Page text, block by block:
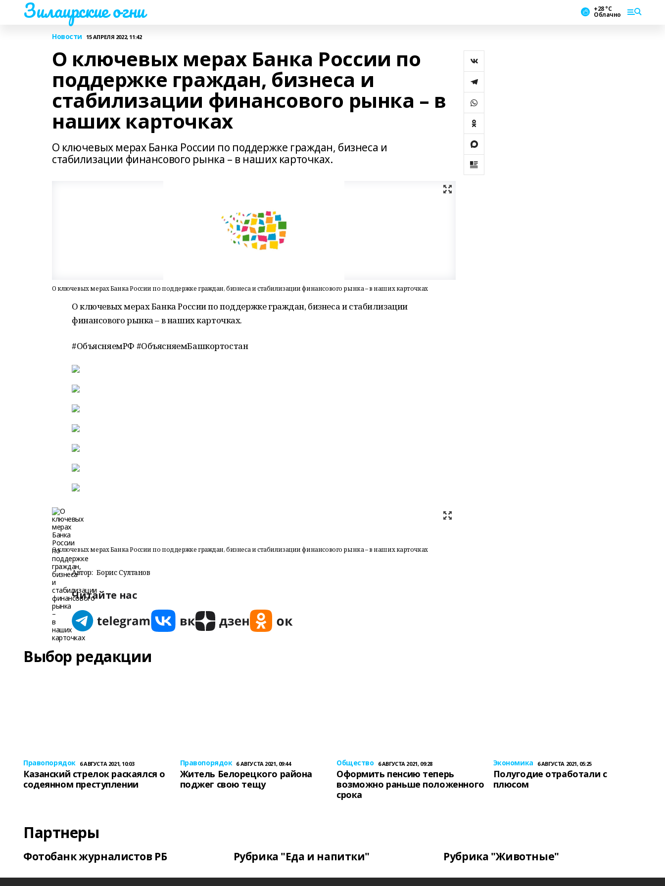
Зилаирские огни +28 °С
Облачно
Новости 15 АПРЕЛЯ 2022, 11:42
О ключевых мерах Банка России по
поддержке граждан, бизнеса и
стабилизации финансового рынка – в
наших карточках
О ключевых мерах Банка России по поддержке граждан, бизнеса и
стабилизации финансового рынка – в наших карточках.
О ключевых мерах Банка России по поддержке граждан, бизнеса и стабилизации финансового рынка – в наших карточках
О ключевых мерах Банка России по поддержке граждан, бизнеса и стабилизации
финансового рынка – в наших карточках.
#ОбъясняемРФ #ОбъясняемБашкортостан
О ключевых мерах Банка России по поддержке граждан, бизнеса и стабилизации финансового рынка – в наших карточках
Автор: Борис Султанов
Читайте нас
Выбор редакции
Правопорядок 6 АВГУСТА 2021, 10:03
Казанский стрелок раскаялся о
содеянном преступлении
Правопорядок 6 АВГУСТА 2021, 09:44
Житель Белорецкого района
поджег свою тещу
Общество 6 АВГУСТА 2021, 09:28
Оформить пенсию теперь
возможно раньше положенного
срока
Экономика 6 АВГУСТА 2021, 05:25
Полугодие отработали с
плюсом
Партнеры
Фотобанк журналистов РБ Рубрика "Еда и напитки" Рубрика "Животные"